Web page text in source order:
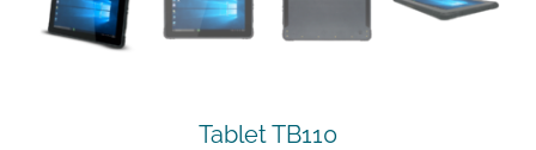
Tablet TB110